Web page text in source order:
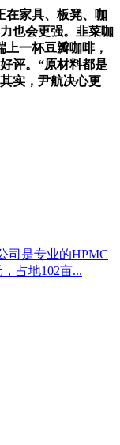
家具、板凳、咖
也会更强。韭菜咖
一杯豆瓣咖啡，
评。“原材料都是
实，尹航决心更
司是专业的HPMC
占地102亩...